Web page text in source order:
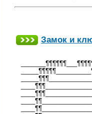
Замок и